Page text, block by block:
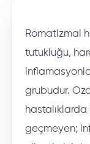
Romatizmal
tutukluğu,
grubudur.
geçmeyen;